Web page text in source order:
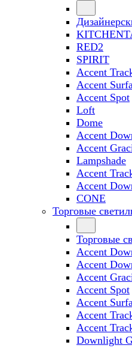
RED2
SPIRIT
Accent
Accent
Accent Spot
Loft
Dome
Accent
Accent
Lampshade
Accent
Accent
CONE
Торговые
Торговые
Accent
Accent
Accent
Accent Spot
Accent
Accent
Accent
Downlight